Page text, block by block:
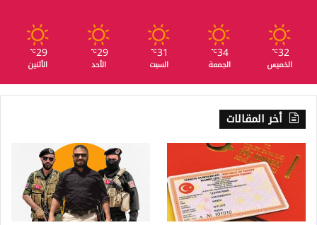
32
℃
الخميس
34
℃
الجمعة
31
℃
السبت
29
℃
الأحد
29
℃
الأثنين
أخر المقالات